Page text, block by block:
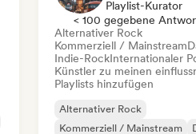
Playlist-Kurator
< 100 gegebene
Alternativer Rock
Kommerziell / Mainstream
Indie-RockInternationaler
Künstler zu meinen
Playlists hinzufügen
Alternativer Rock
Kommerziell / Mainstream